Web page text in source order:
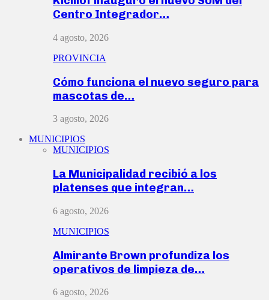
Centro Integrador…
4 agosto, 2026
PROVINCIA
Cómo funciona el nuevo seguro para
mascotas de…
3 agosto, 2026
MUNICIPIOS
MUNICIPIOS
La Municipalidad recibió a los
platenses que integran…
6 agosto, 2026
MUNICIPIOS
Almirante Brown profundiza los
operativos de limpieza de…
6 agosto, 2026